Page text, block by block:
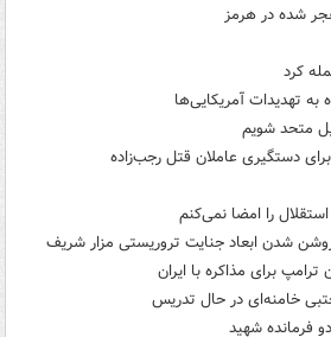
شده در هرمز
کرد
به تهدیدات آمریکایی‌ها
متحد شویم
دستگیری عاملان قتل رجب‌زاده
را امضا نمی‌کنم
روشن شدن ابعاد جنایت تروریستی مزار شریف
برای مذاکره با ایران
خامنه‌ای در حال تدریس
فرمانده شهید